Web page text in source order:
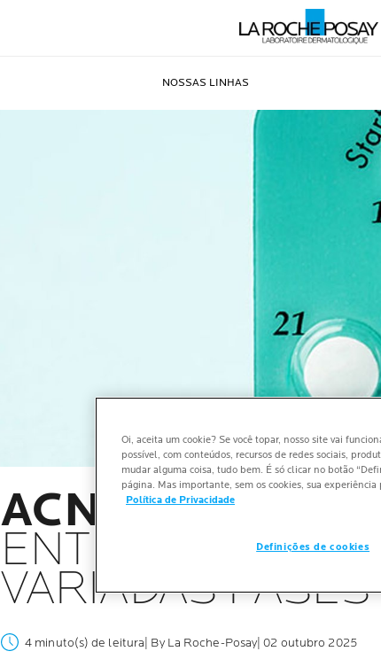
NOSSAS LINHAS
ACNE
ENTENDA AS
VARIADAS
4 minuto(s) de leitura | By La Roche-Posay | 02 outubro 2025
Oi, aceita um cookie? Se você topar, nosso site vai
possível, com conteúdos, recursos de redes sociais,
mudar alguma coisa, tudo bem. É só clicar no botão
página. Mas importante, sem os cookies, sua
Política de Privacidade
Definições de cookies